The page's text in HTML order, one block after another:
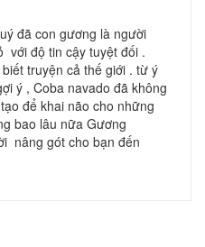
đã con gương là người
với độ tin cậy tuyệt đối .
truyện cả thế giới . từ ý
ý , Coba navado đã không
để khai não cho những
bao lâu nữa Gương
nâng gót cho bạn đến